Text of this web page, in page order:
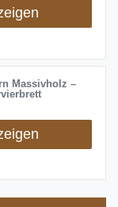
Massivholz –